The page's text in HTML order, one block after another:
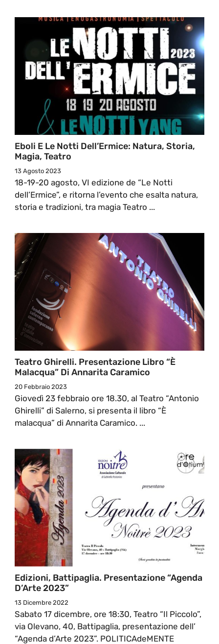
Eboli E Le Notti Dell’Ermice: Natura, Storia,
Magia, Teatro
13 Agosto 2023
18-19-20 agosto, VI edizione de “Le Notti
dell’Ermice”, e ritorna l’evento che esalta natura,
storia e tradizioni, tra magia Teatro ...
Teatro Ghirelli. Presentazione Libro “È
Malacqua” Di Annarita Caramico
20 Febbraio 2023
Giovedì 23 febbraio ore 18.30, al Teatro “Antonio
Ghirelli” di Salerno, si presenta il libro “È
malacqua” di Annarita Caramico. ...
Edizioni, Battipaglia. Presentazione “Agenda
D’Arte 2023”
13 Dicembre 2022
Sabato 17 dicembre, ore 18:30, Teatro “Il Piccolo”,
via Olevano, 40, Battipaglia, presentazione dell’
“Agenda d’Arte 2023”. POLITICAdeMENTE